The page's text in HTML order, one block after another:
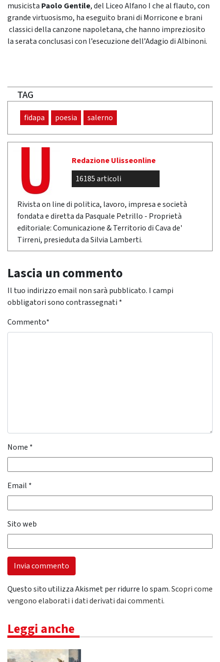
musicista Paolo Gentile, del Liceo Alfano I che al flauto, con
grande virtuosismo, ha eseguito brani di Morricone e brani
classici della canzone napoletana, che hanno impreziosito
la serata conclusasi con l’esecuzione dell’Adagio di Albinoni.
TAG
fidapa poesia salerno
Redazione Ulisseonline
16185 articoli
Rivista on line di politica, lavoro, impresa e società
fondata e diretta da Pasquale Petrillo - Proprietà
editoriale: Comunicazione & Territorio di Cava de'
Tirreni, presieduta da Silvia Lamberti.
Lascia un commento
Il tuo indirizzo email non sarà pubblicato. I campi
obbligatori sono contrassegnati *
Commento*
Nome *
Email *
Sito web
Questo sito utilizza Akismet per ridurre lo spam.Scopri come
vengono elaborati i dati derivati dai commenti.
Leggi anche